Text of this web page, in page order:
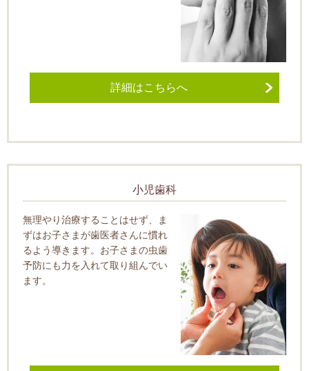
詳細はこちらへ
小児歯科
無理やり治療することはせず、ま
ずはお子さまが歯医者さんに慣れ
るよう導きます。お子さまの虫歯
予防にも力を入れて取り組んでい
ます。